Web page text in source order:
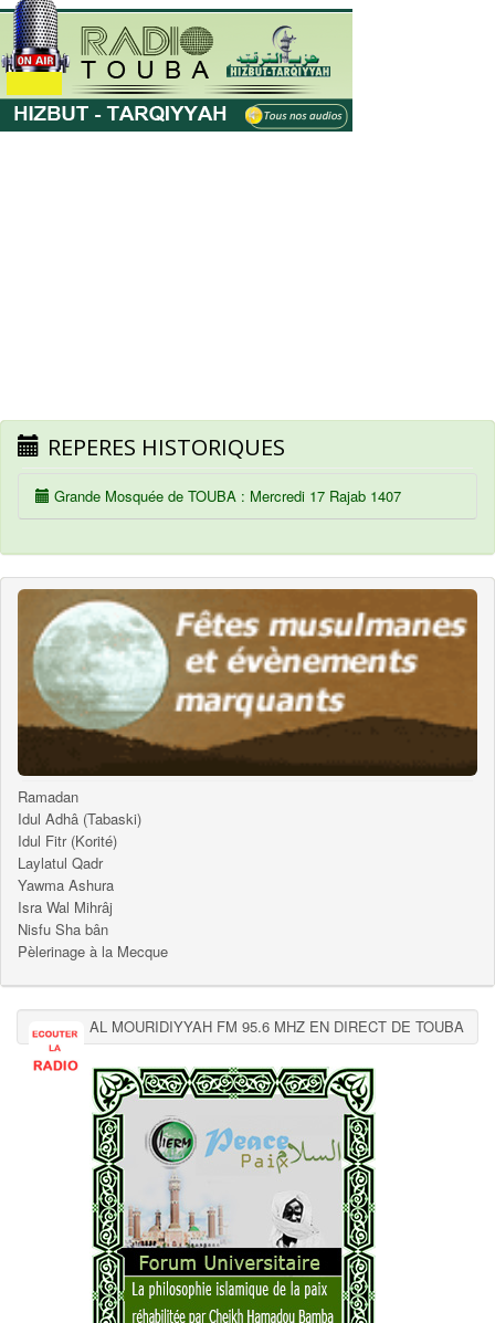
REPERES HISTORIQUES
Grande Mosquée de TOUBA : Mercredi 17 Rajab 1407
Ramadan
Idul Adhâ (Tabaski)
Idul Fitr (Korité)
Laylatul Qadr
Yawma Ashura
Isra Wal Mihrâj
Nisfu Sha bân
Pèlerinage à la Mecque
AL MOURIDIYYAH FM 95.6 MHZ EN DIRECT DE TOUBA